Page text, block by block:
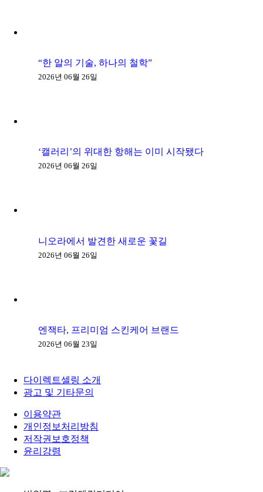
“한 알의 기술, 하나의 철학”
2026년 06월 26일
‘캘러리’의 위대한 항해는 이미 시작됐다
2026년 06월 26일
니오라에서 발견한 새로운 꽃길
2026년 06월 26일
엔잭타, 프리미엄 스킨케어 브랜드
2026년 06월 23일
다이렉트셀링 소개
광고 및 기타문의
이용약관
개인정보처리방침
저작권보호정책
윤리강령